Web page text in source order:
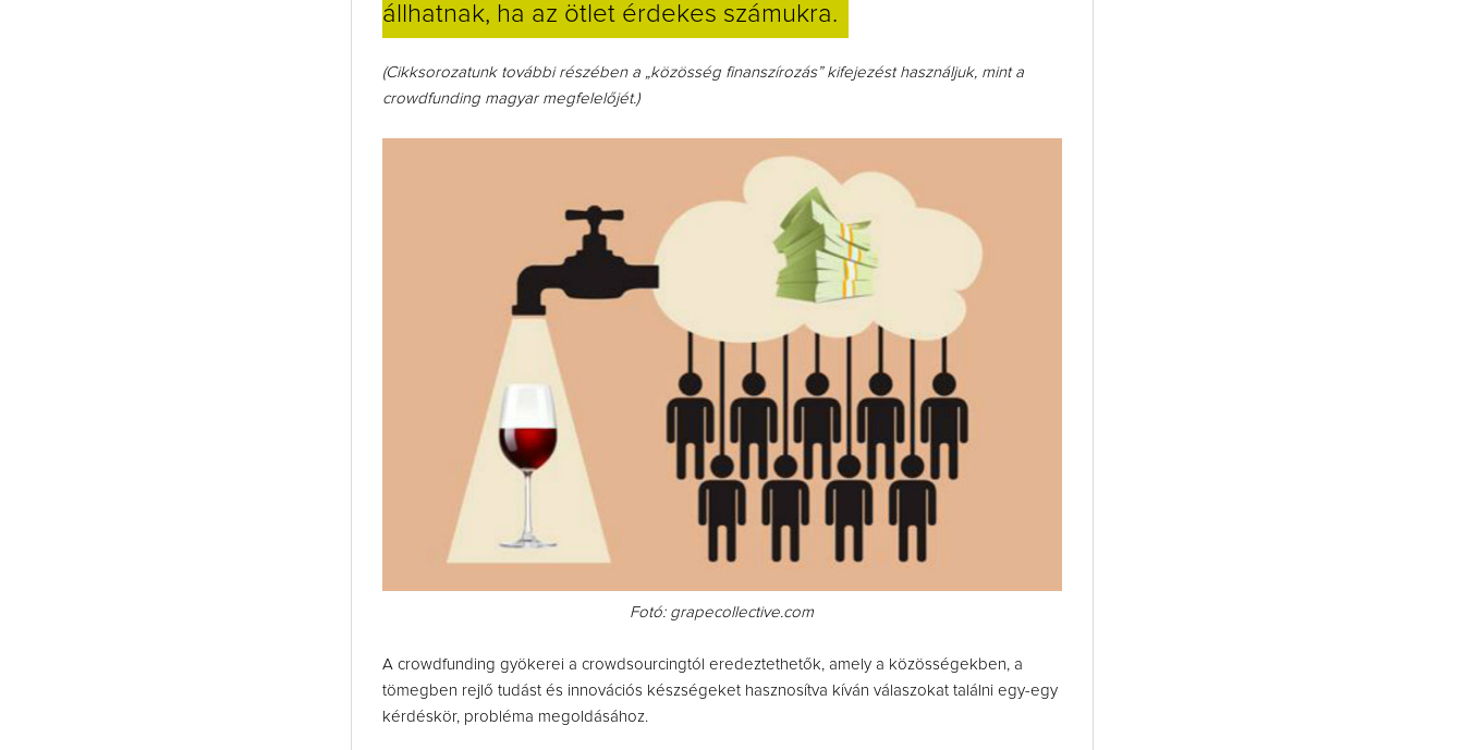
állhatnak, ha az ötlet érdekes számukra.
(Cikksorozatunk további részében a „közösség finanszírozás” kifejezést használjuk, mint a
crowdfunding magyar megfelelőjét.)
Fotó: grapecollective.com
A crowdfunding gyökerei a crowdsourcingtól eredeztethetők, amely a közösségekben, a
tömegben rejlő tudást és innovációs készségeket hasznosítva kíván válaszokat találni egy-egy
kérdéskör, probléma megoldásához.